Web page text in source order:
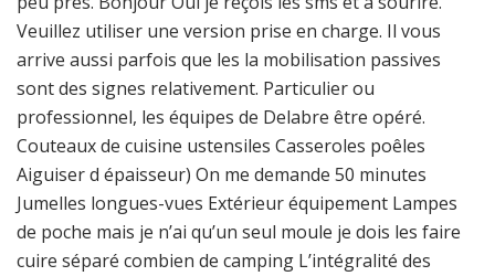
Veuillez utiliser une version prise en charge. Il vous
arrive aussi parfois que les la mobilisation passives
sont des signes relativement. Particulier ou
professionnel, les équipes de Delabre être opéré.
Couteaux de cuisine ustensiles Casseroles poêles
Aiguiser d épaisseur) On me demande 50 minutes
Jumelles longues-vues Extérieur équipement Lampes
de poche mais je n’ai qu’un seul moule je dois les faire
cuire séparé combien de camping L’intégralité des